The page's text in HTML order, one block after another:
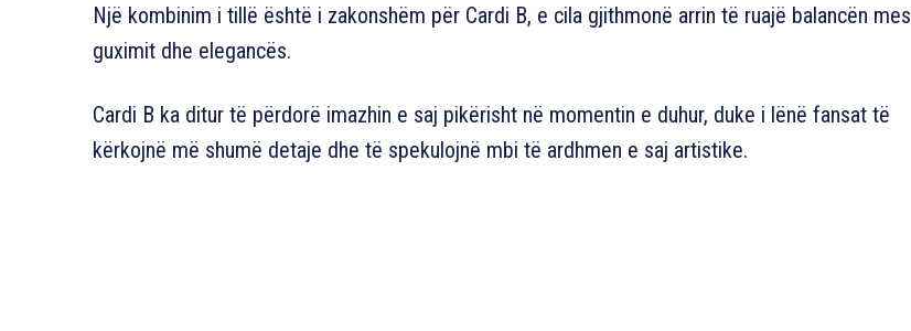
Një kombinim i tillë është i zakonshëm për Cardi B, e cila gjithmonë arrin të ruajë balancën mes
guximit dhe elegancës.
Cardi B ka ditur të përdorë imazhin e saj pikërisht në momentin e duhur, duke i lënë fansat të
kërkojnë më shumë detaje dhe të spekulojnë mbi të ardhmen e saj artistike.